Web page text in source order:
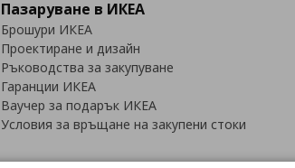
Пазаруване в ИКЕА
Брошури ИКЕА
Проектиране и дизайн
Ръководства за закупуване
Гаранции ИКЕА
Ваучер за подарък ИКЕА
Условия за връщане на закупени стоки